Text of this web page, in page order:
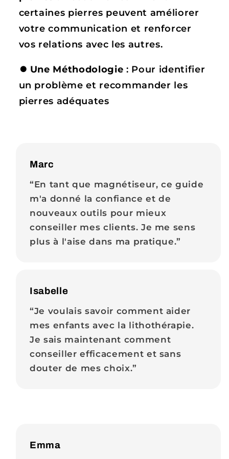
certaines pierres peuvent améliorer
votre communication et renforcer
vos relations avec les autres.
⏺ Une Méthodologie : Pour identifier
un problème et recommander les
pierres adéquates
Marc
“En tant que magnétiseur, ce guide
m'a donné la confiance et de
nouveaux outils pour mieux
conseiller mes clients. Je me sens
plus à l'aise dans ma pratique.”
Isabelle
“Je voulais savoir comment aider
mes enfants avec la lithothérapie.
Je sais maintenant comment
conseiller efficacement et sans
douter de mes choix.”
Emma